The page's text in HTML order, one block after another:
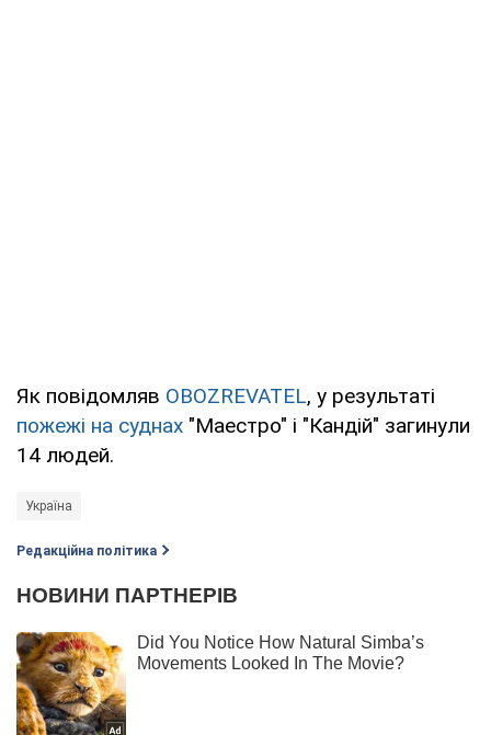
Як повідомляв OBOZREVATEL, у результаті
пожежі на суднах "Маестро" і "Кандій" загинули
14 людей.
Україна
Редакційна політика